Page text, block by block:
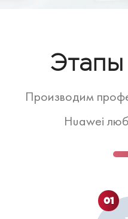
Производим
Huawei
01